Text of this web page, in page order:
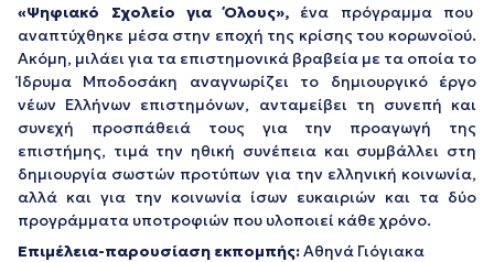
«Ψηφιακό Σχολείο για Όλους»,ένα πρόγραμμα που
αναπτύχθηκε μέσα στην εποχή της κρίσης του κορωνοϊού.
Ακόμη, μιλάει για τα επιστημονικά βραβεία με τα οποία το
Ίδρυμα Μποδοσάκη αναγνωρίζει το δημιουργικό έργο
νέων Ελλήνων επιστημόνων, ανταμείβει τη συνεπή και
συνεχή προσπάθειά τους για την προαγωγή της
επιστήμης, τιμά την ηθική συνέπεια και συμβάλλει στη
δημιουργία σωστών προτύπων για την ελληνική κοινωνία,
αλλά και για την κοινωνία ίσων ευκαιριών και τα δύο
προγράμματα υποτροφιών που υλοποιεί κάθε χρόνο.
Επιμέλεια-παρουσίαση εκπομπής:Αθηνά Γιόγιακα